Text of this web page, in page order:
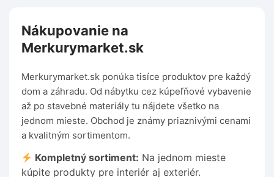
Nákupovanie na
Merkurymarket.sk
Merkurymarket.sk ponúka tisíce produktov pre každý
dom a záhradu. Od nábytku cez kúpeľňové vybavenie
až po stavebné materiály tu nájdete všetko na
jednom mieste. Obchod je známy priaznivými cenami
a kvalitným sortimentom.
Kompletný sortiment: Na jednom mieste
kúpite produkty pre interiér aj exteriér.